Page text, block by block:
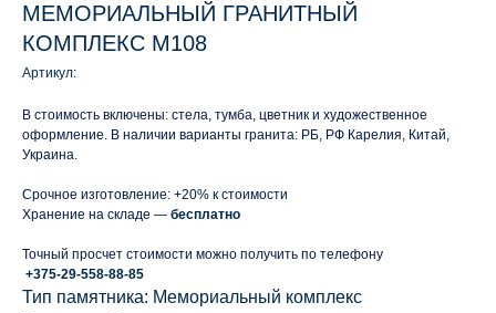
МЕМОРИАЛЬНЫЙ ГРАНИТНЫЙ
КОМПЛЕКС М108
Артикул:
В стоимость включены: стела, тумба, цветник и художественное
оформление. В наличии варианты гранита: РБ, РФ Карелия, Китай,
Украина.
Срочное изготовление: +20% к стоимости
Хранение на складе — бесплатно
Точный просчет стоимости можно получить по телефону
+375-29-558-88-85
Тип памятника: Мемориальный комплекс